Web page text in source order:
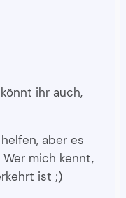
ihr auch,
aber es
mich kennt,
ist ;)